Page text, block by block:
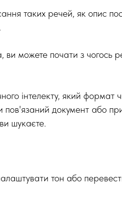
таких речей, як опис
ви можете почати з чогось
інтелекту, який формат
пов'язаний документ або
шукаєте.
тон або